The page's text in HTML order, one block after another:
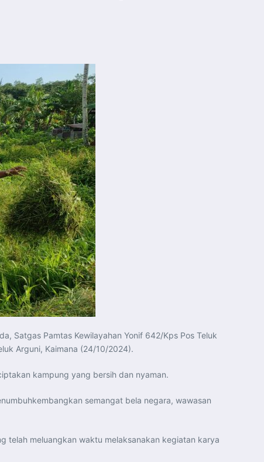
Satgas Pamtas Kewilayahan Yonif 642/Kps Pos Teluk
Arguni, Kaimana (24/10/2024).
kampung yang bersih dan nyaman.
semangat bela negara, wawasan
telah meluangkan waktu melaksanakan kegiatan karya